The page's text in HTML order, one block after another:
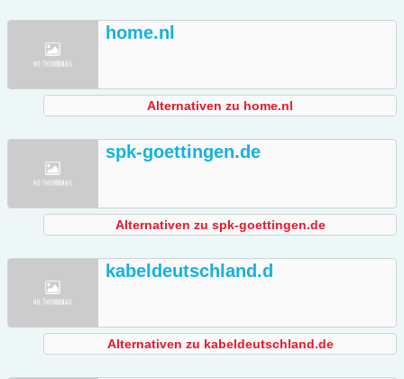
home.nl
Alternativen zu home.nl
spk-goettingen.de
Alternativen zu spk-goettingen.de
kabeldeutschland.d
Alternativen zu kabeldeutschland.de